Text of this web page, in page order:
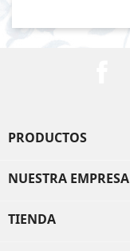
PRODUCTOS
NUESTRA EMPRESA
TIENDA